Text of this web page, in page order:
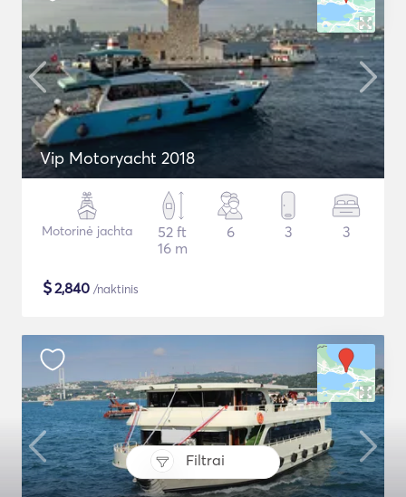
Filtrai
Vip Motoryacht 2018
Motorinė jachta
52 ft
16 m
6 3 3
$2,840 /naktinis